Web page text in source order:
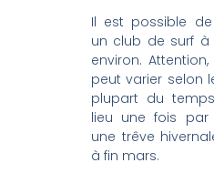
Il est possible de
un club de surf
environ.
peut varier selon
plupart du
lieu une fois par
une trêve
à fin mars.